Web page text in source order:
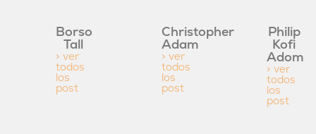
Borso
Tall
> ver
todos
los
post
Christopher
Adam
> ver
todos
los
post
Philip
Kofi
Adom
> ver
todos
los
post